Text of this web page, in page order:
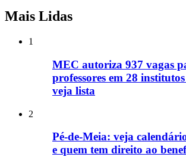
Mais Lidas
1
MEC autoriza 937 vagas
professores em 28
veja lista
2
Pé-de-Meia: veja
e quem tem direito ao